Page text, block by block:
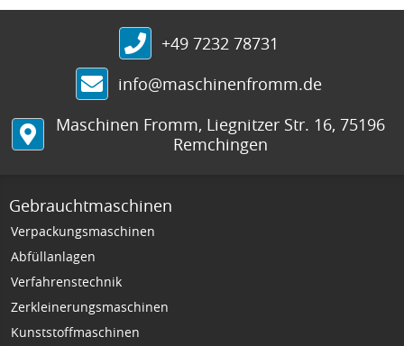
+49 7232 78731
info@maschinenfromm.de
Maschinen Fromm, Liegnitzer Str. 16, 75196
Remchingen
Gebrauchtmaschinen
Verpackungsmaschinen
Abfüllanlagen
Verfahrenstechnik
Zerkleinerungsmaschinen
Kunststoffmaschinen